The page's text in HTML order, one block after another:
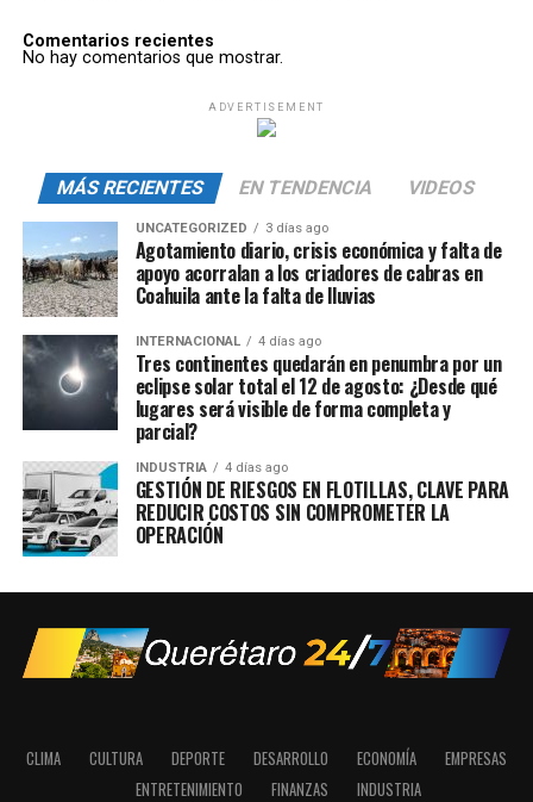
Comentarios recientes
No hay comentarios que mostrar.
ADVERTISEMENT
MÁS RECIENTES EN TENDENCIA VIDEOS
UNCATEGORIZED 3 días ago
Agotamiento diario, crisis económica y falta de
apoyo acorralan a los criadores de cabras en
Coahuila ante la falta de lluvias
INTERNACIONAL 4 días ago
Tres continentes quedarán en penumbra por un
eclipse solar total el 12 de agosto: ¿Desde qué
lugares será visible de forma completa y
parcial?
INDUSTRIA 4 días ago
GESTIÓN DE RIESGOS EN FLOTILLAS, CLAVE PARA
REDUCIR COSTOS SIN COMPROMETER LA
OPERACIÓN
CLIMA CULTURA DEPORTE DESARROLLO ECONOMÍA
EMPRESAS
ENTRETENIMIENTO
FINANZAS INDUSTRIA